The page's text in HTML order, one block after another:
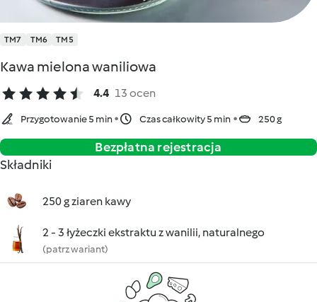
TM7 TM6 TM5
Kawa mielona waniliowa
4.4 13 ocen
Przygotowanie 5 min Czas całkowity 5 min 250 g
Bezpłatna rejestracja
Składniki
250 g ziaren kawy
2 - 3 łyżeczki ekstraktu z wanilii, naturalnego
(patrz wariant)